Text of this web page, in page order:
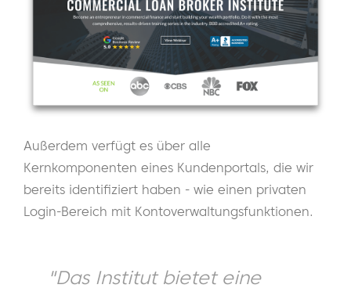
Außerdem verfügt es über alle
Kernkomponenten eines Kundenportals, die wir
bereits identifiziert haben - wie einen privaten
Login-Bereich mit Kontoverwaltungsfunktionen.
"Das Institut bietet eine